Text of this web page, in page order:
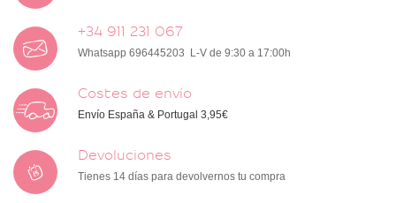
+34 911 231 067
Whatsapp 696445203 L-V de 9:30 a 17:00h
Costes de envío
Envío España & Portugal 3,95€
Devoluciones
Tienes 14 días para devolvernos tu compra